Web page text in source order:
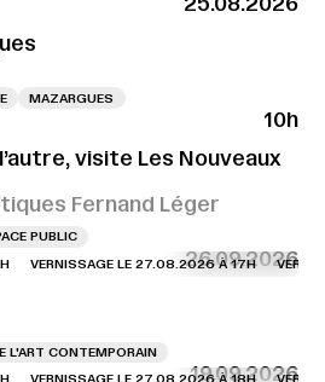
MAZARGUES
10h
visite Les Nouveaux
Fernand Léger
PUBLIC
26.09.2026
VERNISSAGE LE 27.08.2026 À 17H
L'ART CONTEMPORAIN
19.09.2026